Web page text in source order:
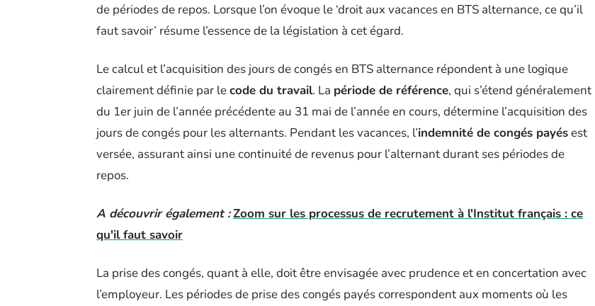
de périodes de repos. Lorsque l’on évoque le ‘droit aux vacances en BTS alternance, ce qu’il
faut savoir’ résume l’essence de la législation à cet égard.
Le calcul et l’acquisition des jours de congés en BTS alternance répondent à une logique
clairement définie par lecode du travail. La période de référence, qui s’étend généralement
du 1er juin de l’année précédente au 31 mai de l’année en cours, détermine l’acquisition des
jours de congés pour les alternants. Pendant les vacances, l’indemnité de congés payésest
versée, assurant ainsi une continuité de revenus pour l’alternant durant ses périodes de
repos.
A découvrir également :Zoom sur les processus de recrutement à l'Institut français : ce
qu'il faut savoir
La prise des congés, quant à elle, doit être envisagée avec prudence et en concertation avec
l’employeur. Les périodes de prise des congés payés correspondent aux moments où les